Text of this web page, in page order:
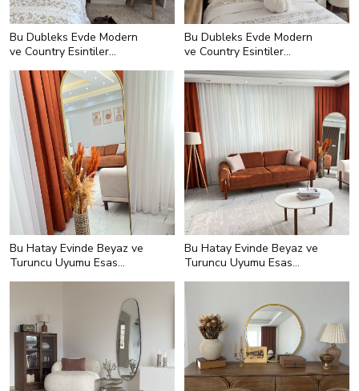
Bu Dubleks Evde Modern
ve Country Esintiler
Bu Dubleks Evde Modern
ve Country Esintiler
Bu Hatay Evinde Beyaz ve
Turuncu Uyumu Esas
Bu Hatay Evinde Beyaz ve
Turuncu Uyumu Esas